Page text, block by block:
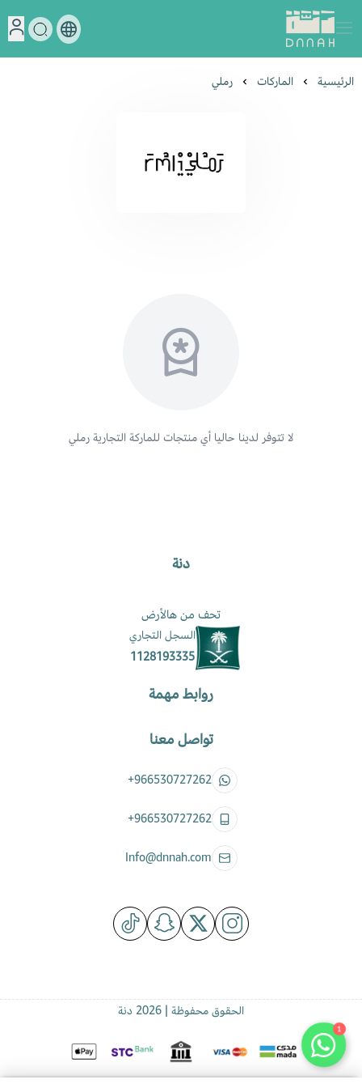
دنة
الرئيسية الماركات رملي
لا تتوفر لدينا حاليا أي منتجات للماركة التجاريةرملي
دنة
تحف من هالأرض
السجل التجاري
1128193335
روابط مهمة
تواصل معنا
+966530727262
+966530727262
Info@dnnah.com
الحقوق محفوظة | 2026 دنة
1